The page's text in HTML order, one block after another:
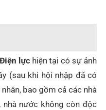
lựchiện tại có sự ảnh
(sau khi hội nhập đã có
bao gồm cả các nhà
nước không còn độc